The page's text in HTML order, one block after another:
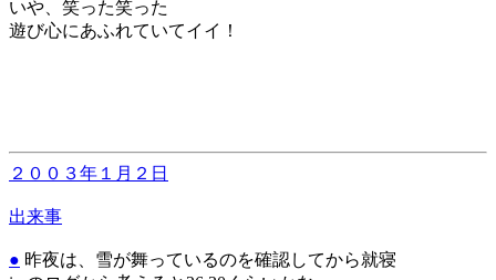
いや、笑った笑った
遊び心にあふれていてイイ！
２００３年１月２日
出来事
● 昨夜は、雪が舞っているのを確認してから就寝